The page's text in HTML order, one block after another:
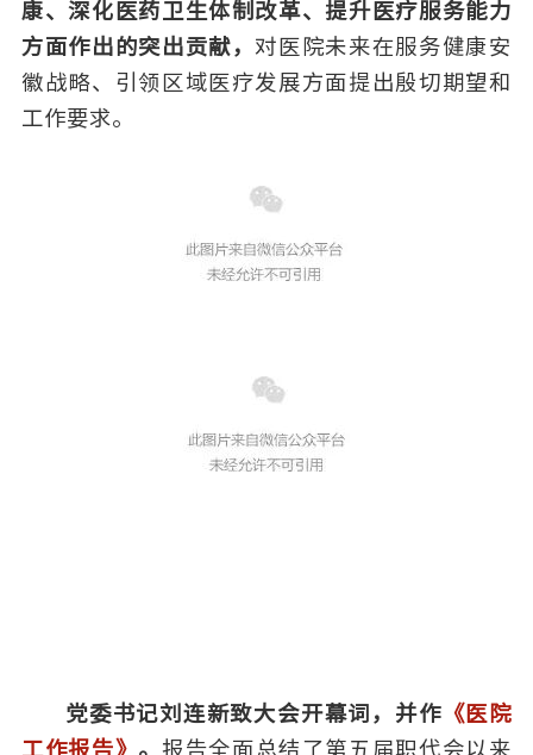
康、深化医药卫生体制改革、提升医疗服务能力
方面作出的突出贡献， 对医院未来在服务健康安
徽战略、引领区域医疗发展方面提出殷切期望和
工作要求。
党委书记刘连新致大会开幕词，并作 《医院
工作报告》 。 报告全面总结了第五届职代会以来